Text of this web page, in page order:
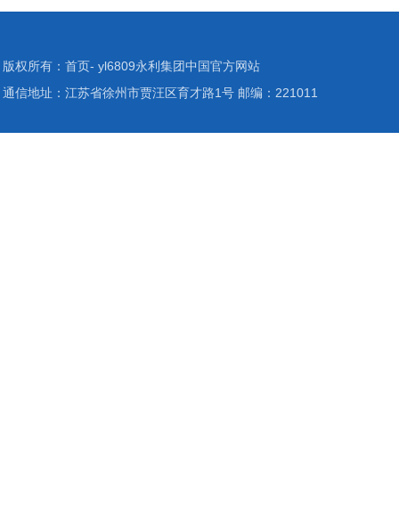
版权所有：首页- yl6809永利集团中国官方网站
通信地址：江苏省徐州市贾汪区育才路1号 邮编：221011